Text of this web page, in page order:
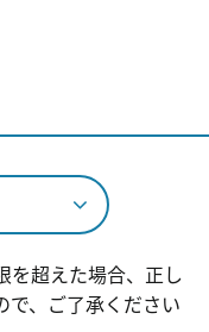
を超えた場合、正し
で、ご了承ください